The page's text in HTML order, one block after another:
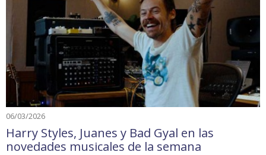
06/03/2026
Harry Styles, Juanes y Bad Gyal en las
novedades musicales de la semana